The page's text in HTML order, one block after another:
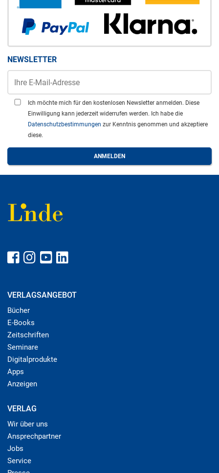
NEWSLETTER
Ich möchte mich für den kostenlosen Newsletter anmelden. Diese
Einwilligung kann jederzeit widerrufen werden. Ich habe die
Datenschutzbestimmungen zur Kenntnis genommen und akzeptiere
diese.
VERLAGSANGEBOT
Bücher
E-Books
Zeitschriften
Seminare
Digitalprodukte
Apps
Anzeigen
VERLAG
Wir über uns
Ansprechpartner
Jobs
Service